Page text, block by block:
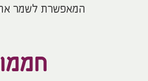
המאפשרת לשמר את